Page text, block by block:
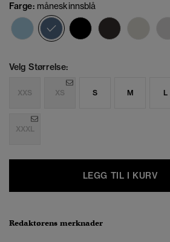
Farge: måneskinnsblå
valgt
Velg Størrelse:
XXS XS S M L
XXXL
LEGG TIL I KURV
Redaktørens merknader